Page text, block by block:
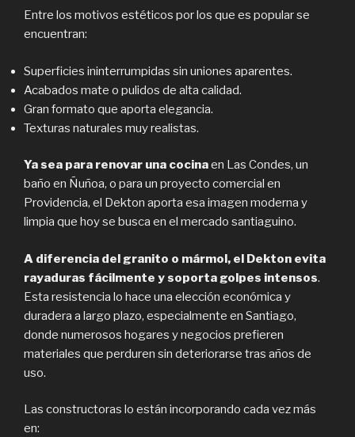
Entre los motivos estéticos por los que es popular se
encuentran:
Superficies ininterrumpidas sin uniones aparentes.
Acabados mate o pulidos de alta calidad.
Gran formato que aporta elegancia.
Texturas naturales muy realistas.
Ya sea para renovar una cocinaen Las Condes, un
baño en Ñuñoa, o para un proyecto comercial en
Providencia, el Dekton aporta esa imagen moderna y
limpia que hoy se busca en el mercado santiaguino.
A diferencia del granito o mármol, el Dekton evita
rayaduras fácilmente y soporta golpes intensos.
Esta resistencia lo hace una elección económica y
duradera a largo plazo, especialmente en Santiago,
donde numerosos hogares y negocios prefieren
materiales que perduren sin deteriorarse tras años de
uso.
Las constructoras lo están incorporando cada vez más
en: